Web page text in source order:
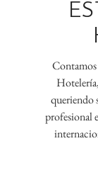
Contamos
queriendo
profesional